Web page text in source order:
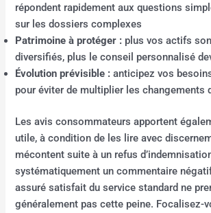
répondent rapidement aux questions
sur les dossiers complexes
Patrimoine à protéger : plus vos actifs
diversifiés, plus le conseil personnalisé
Évolution prévisible : anticipez vos
pour éviter de multiplier les changements
Les avis consommateurs apportent
utile, à condition de les lire avec
mécontent suite à un refus
systématiquement un commentaire
assuré satisfait du service standard ne
généralement pas cette peine. Focalisez-